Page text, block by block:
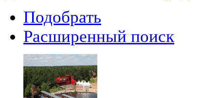
Подобрать
Расширенный поиск